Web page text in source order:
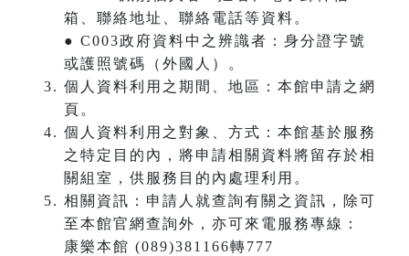
箱、聯絡地址、聯絡電話等資料。
● C003政府資料中之辨識者：身分證字號
或護照號碼（外國人）。
個人資料利用之期間、地區：本館申請之網
頁。
個人資料利用之對象、方式：本館基於服務
之特定目的內，將申請相關資料將留存於相
關組室，供服務目的內處理利用。
相關資訊：申請人就查詢有關之資訊，除可
至本館官網查詢外，亦可來電服務專線：
康樂本館 (089)381166轉777